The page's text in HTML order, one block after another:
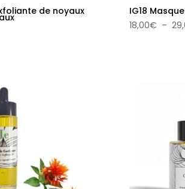
de noyaux
IG18
18,00€ –